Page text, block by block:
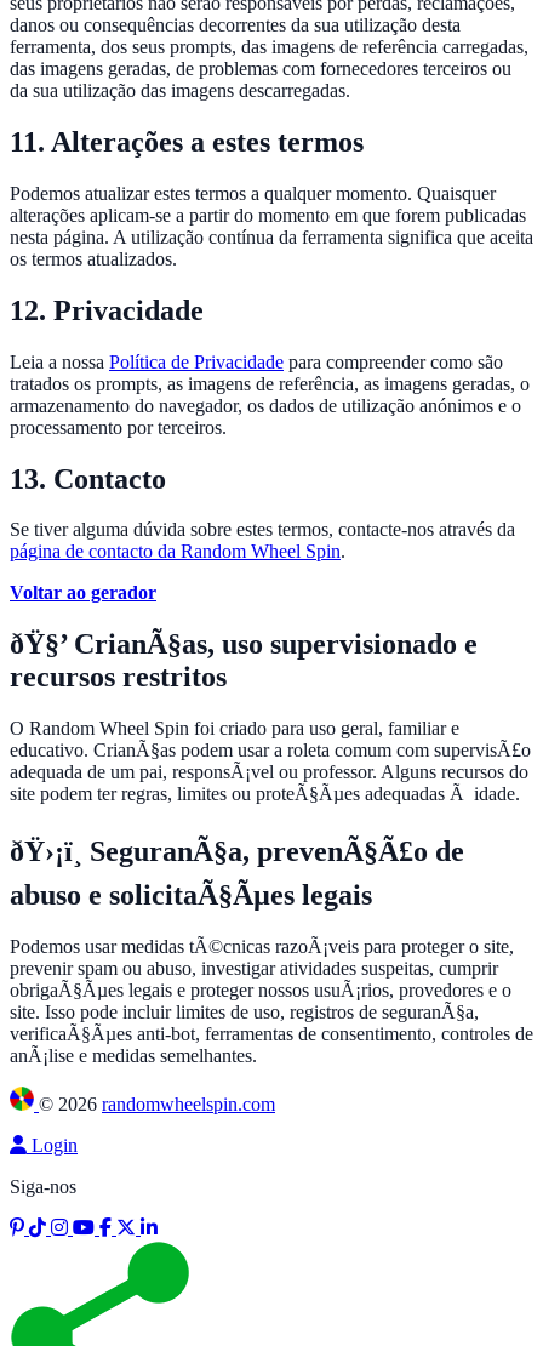
danos ou consequências decorrentes da sua utilização desta
ferramenta, dos seus prompts, das imagens de referência carregadas,
das imagens geradas, de problemas com fornecedores terceiros ou
da sua utilização das imagens descarregadas.
11. Alterações a estes termos
Podemos atualizar estes termos a qualquer momento. Quaisquer
alterações aplicam-se a partir do momento em que forem publicadas
nesta página. A utilização contínua da ferramenta significa que aceita
os termos atualizados.
12. Privacidade
Leia a nossa Política de Privacidade para compreender como são
tratados os prompts, as imagens de referência, as imagens geradas, o
armazenamento do navegador, os dados de utilização anónimos e o
processamento por terceiros.
13. Contacto
Se tiver alguma dúvida sobre estes termos, contacte-nos através da
página de contacto da Random Wheel Spin.
Voltar ao gerador
ðŸ§’ CrianÃ§as, uso supervisionado e
recursos restritos
O Random Wheel Spin foi criado para uso geral, familiar e
educativo. CrianÃ§as podem usar a roleta comum com supervisÃ£o
adequada de um pai, responsÃ¡vel ou professor. Alguns recursos do
site podem ter regras, limites ou proteÃ§Ãµes adequadas Ã idade.
ðŸ›¡ï¸ SeguranÃ§a, prevenÃ§Ã£o de
abuso e solicitaÃ§Ãµes legais
Podemos usar medidas tÃ©cnicas razoÃ¡veis para proteger o site,
prevenir spam ou abuso, investigar atividades suspeitas, cumprir
obrigaÃ§Ãµes legais e proteger nossos usuÃ¡rios, provedores e o
site. Isso pode incluir limites de uso, registros de seguranÃ§a,
verificaÃ§Ãµes anti-bot, ferramentas de consentimento, controles de
anÃ¡lise e medidas semelhantes.
© 2026 randomwheelspin.com
Login
Siga-nos